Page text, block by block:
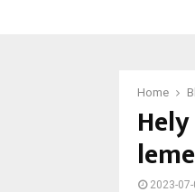
Home
2023-07-